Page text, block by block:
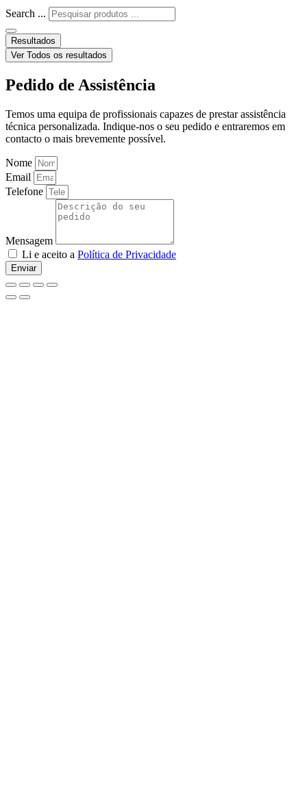
Search ...
Resultados
Ver Todos os resultados
Pedido de Assistência
Temos uma equipa de profissionais capazes de prestar assistência
técnica personalizada. Indique-nos o seu pedido e entraremos em
contacto o mais brevemente possível.
Nome
Email
Telefone
Mensagem
Li e aceito a Política de Privacidade
Enviar